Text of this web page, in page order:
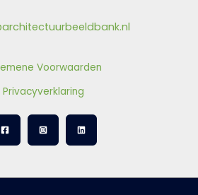
Voorwaarden
Privacyverklaring